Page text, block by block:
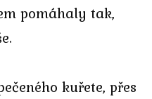
pomáhaly tak,
kuřete, přes